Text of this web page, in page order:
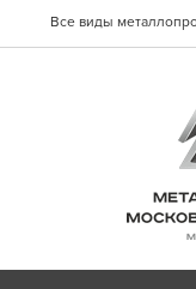
Все виды